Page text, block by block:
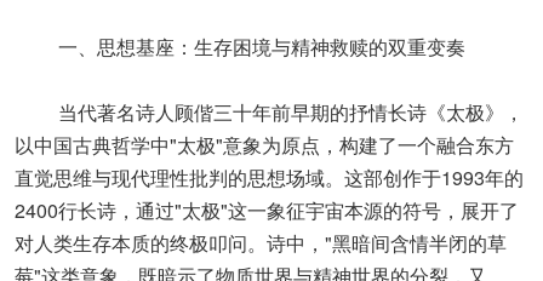
一、思想基座：生存困境与精神救赎的双重变奏
当代著名诗人顾偕三十年前早期的抒情长诗《太极》，
以中国古典哲学中"太极"意象为原点，构建了一个融合东方
直觉思维与现代理性批判的思想场域。这部创作于1993年的
2400行长诗，通过"太极"这一象征宇宙本源的符号，展开了
对人类生存本质的终极叩问。诗中，"黑暗间含情半闭的草